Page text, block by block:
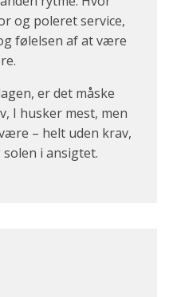
og poleret service,
følelsen af at være
er det måske
I husker mest, men
– helt uden krav,
i ansigtet.